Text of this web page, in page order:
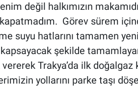
değil halkımızın
kapatmadım. Görev sürem
suyu hatlarını tamamen
şekilde
Trakya’da ilk doğalgaz
yollarını parke taşı